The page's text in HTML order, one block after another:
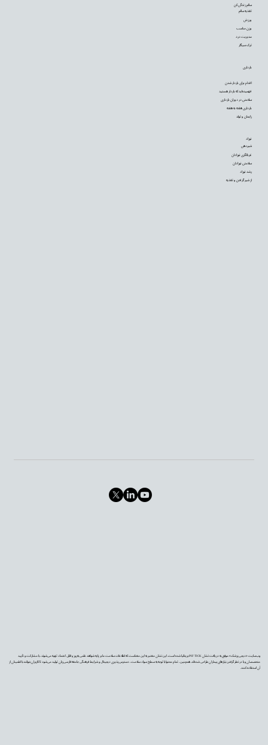
وب‌سایت «دیجی‌پزشک» موفق به دریافت نشان PIF TICK بریتانیا شده است. این نشان معتبر به این معناست که اطلاعات سلامت ما بر پایه شواهد علمی به‌روز و قابل اعتماد تهیه می‌شوند، با مشارکت و تأیید
متخصصان و با در نظر گرفتن نیازهای بیماران طراحی شده‌اند. همچنین، تمام محتوا با توجه به سطح سواد سلامت، دسترس‌پذیری دیجیتال و شرایط فرهنگی جامعه فارسی‌زبان تولید می‌شود تا کاربران بتوانند با اطمینان از
آن استفاده کنند.
نوزاد
شیردهی
غربالگری نوزادان
سلامتی نوزادان
رشد نوزاد
از شیر گرفتن و تغذیه
بارداری
اقدام برای باردار شدن
فهمیده‌اید که باردار هستید
سلامتی در دوران بارداری
بارداری هفته به هفته
زایمان و تولد
سالم زندگی کن
تغذیه سالم
ورزش
وزن مناسب
مدیریت درد
ترک سیگار